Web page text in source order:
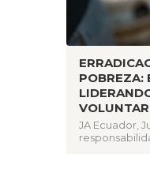
POBREZA:
JA Ecuador,